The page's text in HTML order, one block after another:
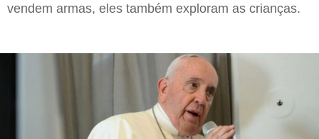
vendem armas, eles também exploram as crianças.